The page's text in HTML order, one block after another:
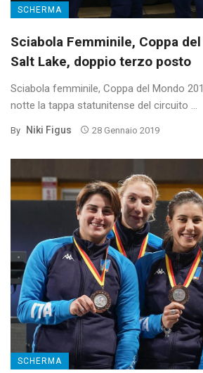
SCHERMA
Sciabola Femminile, Coppa
Salt Lake, doppio terzo posto
Sciabola femminile, Coppa del Mondo
notte la tappa statunitense del circuito ...
By Niki Figus 28 Gennaio 2019
SCHERMA